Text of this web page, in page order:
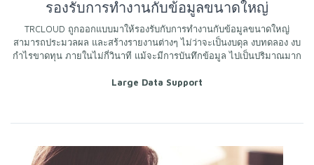
รองรับการทำงานกับข้อมูลขนาดใหญ่
TRCLOUD ถูกออกแบบมาให้รองรับกับการทำงานกับข้อมูลขนาดใหญ่
สามารถประมวลผล และสร้างรายงานต่างๆ ไม่ว่าจะเป็นงบดุล งบทดลอง งบ
กำไรขาดทุน ภายในไม่กี่วินาที แม้จะมีการบันทึกข้อมูล ไปเป็นปริมาณมาก
Large Data Support